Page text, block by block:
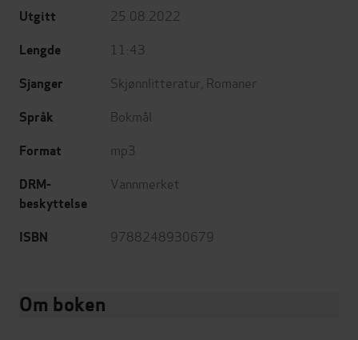
Utgitt 25.08.2022
Lengde 11:43
Sjanger Skjønnlitteratur Romaner
Språk Bokmål
Format mp3
DRM-
beskyttelse
Vannmerket
ISBN 9788248930679
Om boken